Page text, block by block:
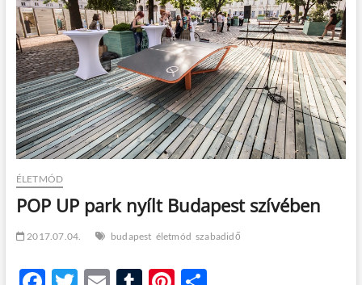
o
n
ÉLETMÓD
POP UP park nyílt Budapest szívében
2017.07.04. budapest életmód szabadidő